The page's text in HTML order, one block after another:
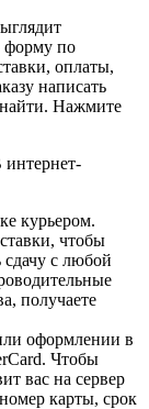
форму по
оплаты,
написать
Нажмите
курьером.
чтобы
сдачу с любой
получаете
оформлении в
Чтобы
вас на сервер
карты, срок